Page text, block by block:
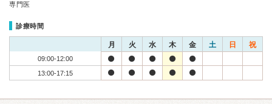
専門医
診療時間
月 火 水 木 金 土 日 祝
09:00-12:00
13:00-17:15